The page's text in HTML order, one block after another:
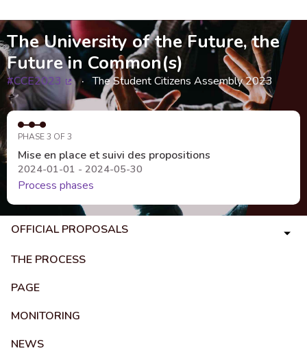
The University of the Future, the
Future in Common(s)
#CCE2023
(External link)
The Student Citizens Assembly 2023
PHASE 3 OF 3
Mise en place et suivi des propositions
2024-01-01 - 2024-05-30
Process phases
OFFICIAL PROPOSALS
THE PROCESS
PAGE
MONITORING
NEWS